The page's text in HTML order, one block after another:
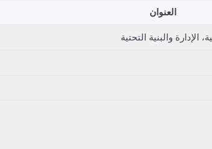
العنوان
الإدارة والبنية التحتية